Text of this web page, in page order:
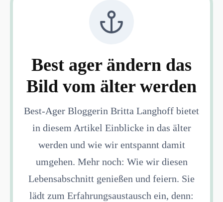
Best ager ändern das
Bild vom älter werden
Best-Ager Bloggerin Britta Langhoff bietet
in diesem Artikel Einblicke in das älter
werden und wie wir entspannt damit
umgehen. Mehr noch: Wie wir diesen
Lebensabschnitt genießen und feiern. Sie
lädt zum Erfahrungsaustausch ein, denn: